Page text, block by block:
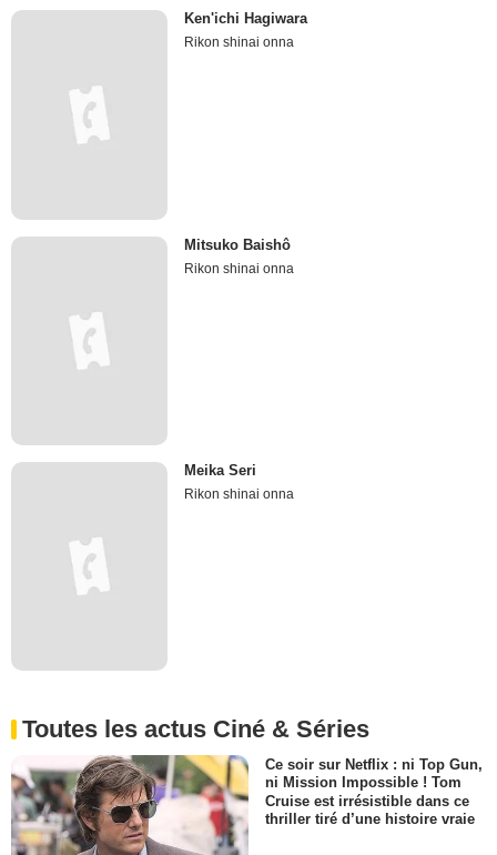
Ken'ichi Hagiwara
Rikon shinai onna
Mitsuko Baishô
Rikon shinai onna
Meika Seri
Rikon shinai onna
Toutes les actus Ciné & Séries
Ce soir sur Netflix : ni Top Gun,
ni Mission Impossible ! Tom
Cruise est irrésistible dans ce
thriller tiré d’une histoire vraie